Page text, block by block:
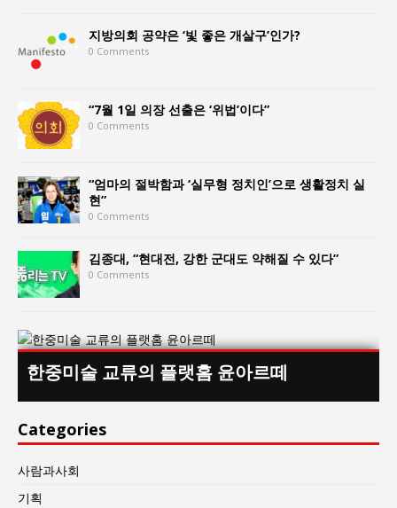
지방의회 공약은 ‘빛 좋은 개살구’인가?
0 Comments
“7월 1일 의장 선출은 ‘위법’이다”
0 Comments
“엄마의 절박함과 ‘실무형 정치인’으로 생활정치 실
현”
0 Comments
김종대, “현대전, 강한 군대도 약해질 수 있다”
0 Comments
한중미술 교류의 플랫홈 윤아르떼
Categories
사람과사회
기획